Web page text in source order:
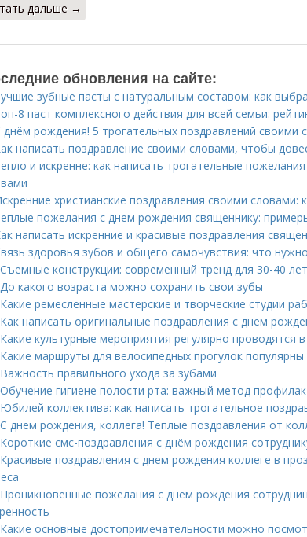
дальше →
обновления на сайте:
зубные пасты с натуральным составом: как
8 паст комплексного действия для всей семьи:
днём рождения! 5 трогательных поздравлений своими
написать поздравление своими словами, чтобы
и искренне: как написать трогательные
христианские поздравления своими словами:
пожелания с днем рождения священнику:
написать искренние и красивые поздравления
здоровья зубов и общего самочувствия: что
Съемные конструкции: современный тренд для 30-40 лет
До какого возраста можно сохранить свои зубы
Какие ремесленные мастерские и творческие студии
Как написать оригинальные поздравления с днем
Какие культурные мероприятия регулярно проводятся
Какие маршруты для велосипедных прогулок популярны
Важность правильного ухода за зубами
Обучение гигиене полости рта: важный метод
Юбилей коллектива: как написать трогательное
С днем рождения, коллега! Теплые поздравления от
Короткие смс-поздравления с днём рождения
Красивые поздравления с днем рождения коллеге в
Проникновенные пожелания с днем рождения
Какие основные достопримечательности можно